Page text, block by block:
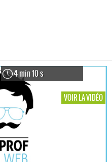
4 min 10 s
VOIR LA VIDÉO